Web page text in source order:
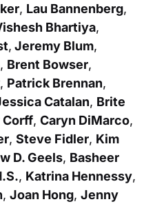
, Lau Bannenberg,
Bhartiya,
, Jeremy Blum,
, Brent Bowser,
, Patrick Brennan,
Catalan, Brite
Corff, Caryn DiMarco,
, Steve Fidler, Kim
D. Geels, Basheer
, Katrina Hennessy,
, Joan Hong, Jenny